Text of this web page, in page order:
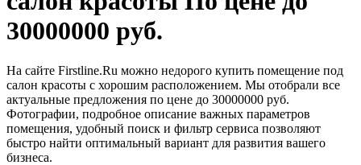
30000000 руб.
На сайте Firstline.Ru можно недорого купить помещение под
салон красоты с хорошим расположением. Мы отобрали все
актуальные предложения по цене до 30000000 руб.
Фотографии, подробное описание важных параметров
помещения, удобный поиск и фильтр сервиса позволяют
быстро найти оптимальный вариант для развития вашего
бизнеса.